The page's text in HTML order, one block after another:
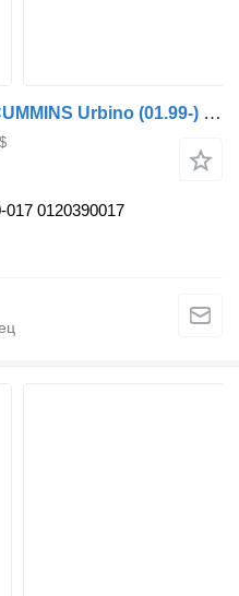
Двигатель FLEETGUARD,CUMMINS Urbino (01.99-) ISLG320 для автобуса Solaris Urbino, Alpino, Vacanza (1999-)
0120390017